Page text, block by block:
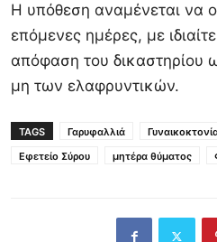
Η υπόθεση αναμένεται να
επόμενες ημέρες, με
απόφαση του δικαστηρίου
μη των ελαφρυντικών.
TAGS Γαρυφαλλιά
Εφετείο Σύρου
μητέρα θύματος